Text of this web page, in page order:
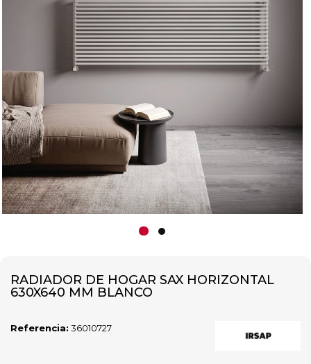
RADIADOR DE HOGAR SAX HORIZONTAL
630X640 MM BLANCO
Referencia: 36010727